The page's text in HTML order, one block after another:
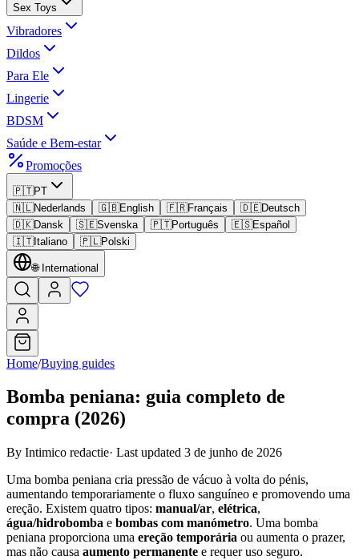
Sex Toys
Vibradores
Dildos
Para Ele
Lingerie
BDSM
Saúde e Bem-estar
Promoções
🇵🇹PT
🇳🇱Nederlands 🇬🇧English 🇫🇷Français 🇩🇪Deutsch
🇩🇰Dansk 🇸🇪Svenska 🇵🇹Português 🇪🇸Español
🇮🇹Italiano 🇵🇱Polski
🌐 International
Home/Buying guides
Bomba peniana: guia completo de
compra (2026)
By Intimico redactie· Last updated 3 de junho de 2026
Uma bomba peniana cria pressão de vácuo à volta do pénis,
aumentando temporariamente o fluxo sanguíneo e promovendo uma
ereção. Existem quatro tipos: manual/ar, elétrica,
água/hidrobomba e bombas com manómetro. Uma bomba
peniana proporciona uma ereção temporária ou aumenta o prazer,
mas não causa aumento permanente e requer uso seguro.